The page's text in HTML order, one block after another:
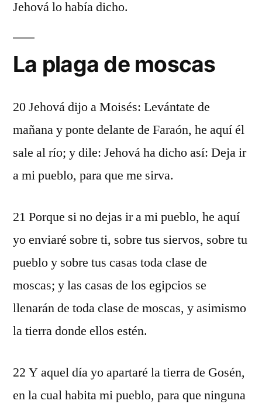
Jehová lo había dicho.
La plaga de moscas
20 Jehová dijo a Moisés: Levántate de
mañana y ponte delante de Faraón, he aquí él
sale al río; y dile: Jehová ha dicho así: Deja ir
a mi pueblo, para que me sirva.
21 Porque si no dejas ir a mi pueblo, he aquí
yo enviaré sobre ti, sobre tus siervos, sobre tu
pueblo y sobre tus casas toda clase de
moscas; y las casas de los egipcios se
llenarán de toda clase de moscas, y asimismo
la tierra donde ellos estén.
22 Y aquel día yo apartaré la tierra de Gosén,
en la cual habita mi pueblo, para que ninguna